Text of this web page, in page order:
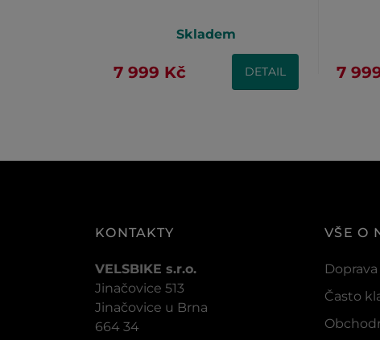
Skladem
7 999 Kč DETAIL 7
KONTAKTY
VELSBIKE s.r.o.
Jinačovice 513
Jinačovice u Brna
664 34
VŠE O
Často